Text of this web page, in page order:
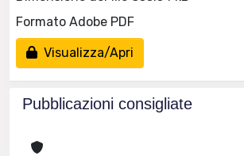
Formato Adobe PDF
Visualizza/Apri
Pubblicazioni consigliate